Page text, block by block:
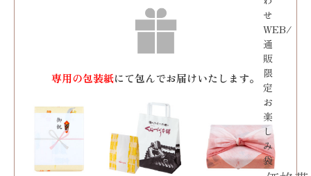
せ
WEB/
通
販
限
定
お
楽
し
み
袋
専用の包装紙にて包んでお届けいたします。